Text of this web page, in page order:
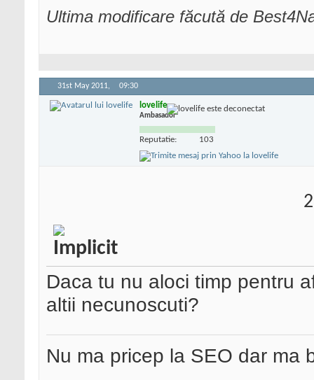
Ultima modificare făcută de
31st May 2011, 09:30
lovelife
Ambasador
Reputatie: 103
Daca tu nu aloci timp pentru
altii necunoscuti?
Nu ma pricep la SEO dar ma